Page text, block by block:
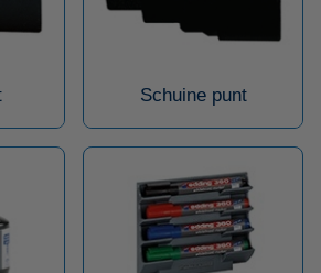
Schuine punt